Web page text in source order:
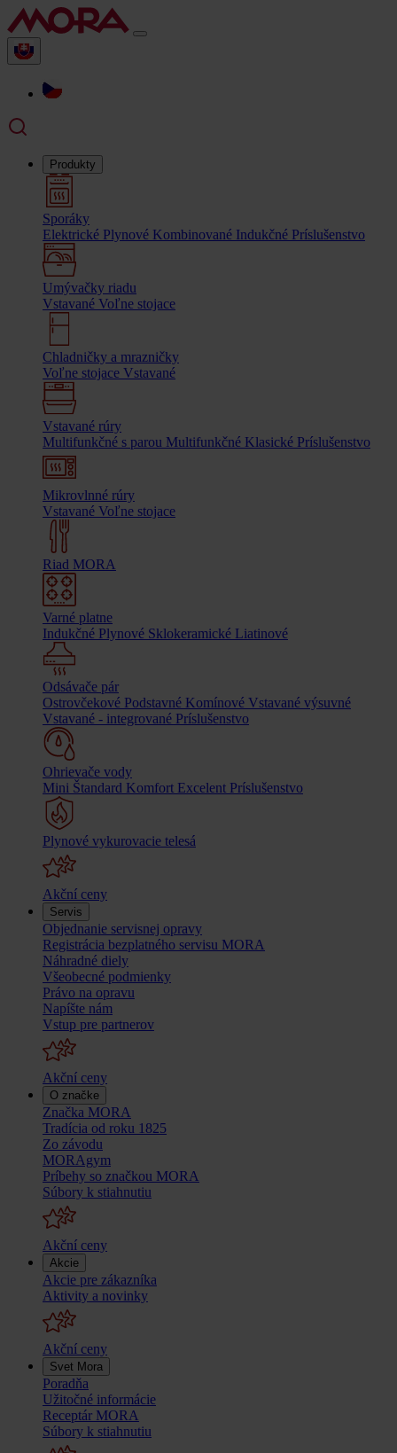
Produkty
Sporáky
Elektrické Plynové Kombinované Indukčné Príslušenstvo
Umývačky riadu
Vstavané Voľne stojace
Chladničky a mrazničky
Voľne stojace Vstavané
Vstavané rúry
Multifunkčné s parou Multifunkčné Klasické Príslušenstvo
Mikrovlnné rúry
Vstavané Voľne stojace
Riad MORA
Varné platne
Indukčné Plynové Sklokeramické Liatinové
Odsávače pár
Ostrovčekové Podstavné Komínové Vstavané výsuvné
Vstavané - integrované Príslušenstvo
Ohrievače vody
Mini Štandard Komfort Excelent Príslušenstvo
Plynové vykurovacie telesá
Akční ceny
Servis
Objednanie servisnej opravy
Registrácia bezplatného servisu MORA
Náhradné diely
Všeobecné podmienky
Právo na opravu
Napíšte nám
Vstup pre partnerov
Akční ceny
O značke
Značka MORA
Tradícia od roku 1825
Zo závodu
MORAgym
Príbehy so značkou MORA
Súbory k stiahnutiu
Akční ceny
Akcie
Akcie pre zákazníka
Aktivity a novinky
Akční ceny
Svet Mora
Poradňa
Užitočné informácie
Receptár MORA
Súbory k stiahnutiu